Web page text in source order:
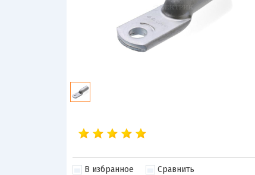
В избранное Сравнить